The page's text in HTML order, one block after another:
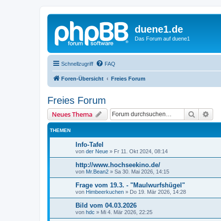
duene1.de
Das Forum auf duene1
Schnellzugriff FAQ
Foren-Übersicht Freies Forum
Freies Forum
Neues Thema Suche
THEMEN
Info-Tafel
von der Neue » Fr 11. Okt 2024, 08:14
http://www.hochseekino.de/
von Mr.Bean2 » Sa 30. Mai 2026, 14:15
Frage vom 19.3. - "Maulwurfshügel"
von Himbeerkuchen » Do 19. Mär 2026, 14:28
Bild vom 04.03.2026
von hdc » Mi 4. Mär 2026, 22:25